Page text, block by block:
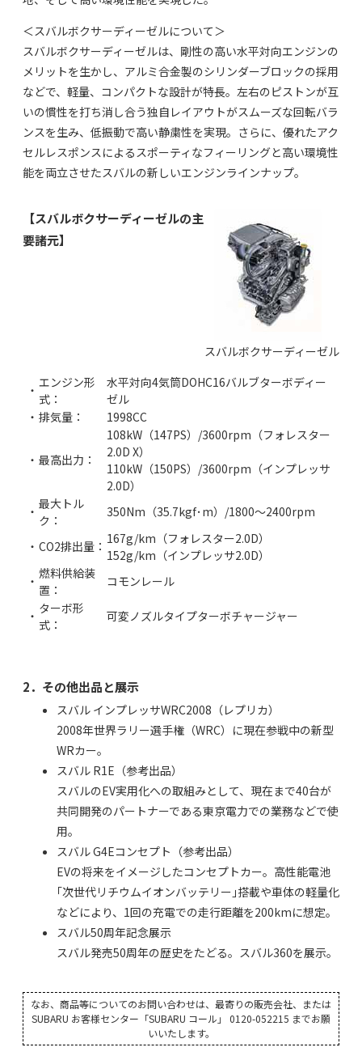
＜スバルボクサーディーゼルについて＞
スバルボクサーディーゼルは、剛性の高い水平対向エンジンの
メリットを生かし、アルミ合金製のシリンダーブロックの採用
などで、軽量、コンパクトな設計が特長。左右のピストンが互
いの慣性を打ち消し合う独自レイアウトがスムーズな回転バラ
ンスを生み、低振動で高い静粛性を実現。さらに、優れたアク
セルレスポンスによるスポーティなフィーリングと高い環境性
能を両立させたスバルの新しいエンジンラインナップ。
スバルボクサーディーゼル
【スバルボクサーディーゼルの主
要諸元】
・ エンジン形
式：
水平対向4気筒DOHC16バルブターボディー
ゼル
・ 排気量： 1998CC
・ 最高出力：
108kW（147PS）/3600rpm（フォレスター
2.0D X）
110kW（150PS）/3600rpm（インプレッサ
2.0D）
・ 最大トル
ク：
350Nm（35.7kgf･m）/1800～2400rpm
・ CO2排出量： 167g/km（フォレスター2.0D）
152g/km（インプレッサ2.0D）
・ 燃料供給装
置：
コモンレール
・ ターボ形
式：
可変ノズルタイプターボチャージャー
2．その他出品と展示
スバル インプレッサWRC2008（レプリカ）
2008年世界ラリー選手権（WRC）に現在参戦中の新型
WRカー。
スバル R1E（参考出品）
スバルのEV実用化への取組みとして、現在まで40台が
共同開発のパートナーである東京電力での業務などで使
用。
スバル G4Eコンセプト（参考出品）
EVの将来をイメージしたコンセプトカー。高性能電池
｢次世代リチウムイオンバッテリー｣搭載や車体の軽量化
などにより、1回の充電での走行距離を200kmに想定。
スバル50周年記念展示
スバル発売50周年の歴史をたどる。スバル360を展示。
なお、商品等についてのお問い合わせは、最寄りの販売会社、または
SUBARU お客様センター「SUBARU コール」 0120-052215 までお願
いいたします。